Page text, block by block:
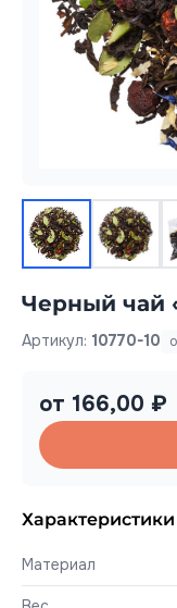
Черный чай
Артикул: 10770-10
от 166,00 ₽
Характеристики
Материал